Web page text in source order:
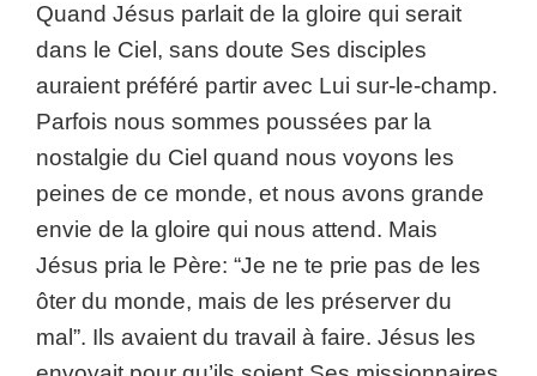
Quand Jésus parlait de la gloire qui serait
dans le Ciel, sans doute Ses disciples
auraient préféré partir avec Lui sur-le-champ.
Parfois nous sommes poussées par la
nostalgie du Ciel quand nous voyons les
peines de ce monde, et nous avons grande
envie de la gloire qui nous attend. Mais
Jésus pria le Père: “Je ne te prie pas de les
ôter du monde, mais de les préserver du
mal”. Ils avaient du travail à faire. Jésus les